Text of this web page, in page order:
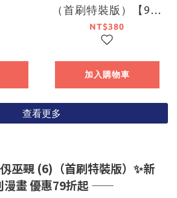
（首刷特裝版）【9月
中旬出貨】
NT$380
加入購物車
查看更多
仭巫覡 (6)（首刷特裝版）✨新
畫 優惠79折起 ――